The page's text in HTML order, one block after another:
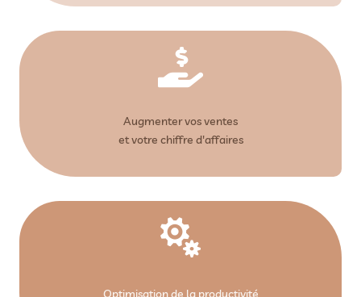

Augmenter vos ventes
et votre chiffre d'affaires

Optimisation de la productivité